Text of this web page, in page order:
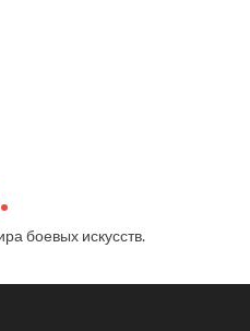
боевых искусств.